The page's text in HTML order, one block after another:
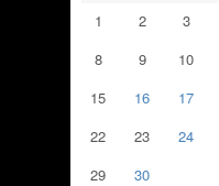
1 2 3
8
9 10
15
16 17
22
23 24
29
30